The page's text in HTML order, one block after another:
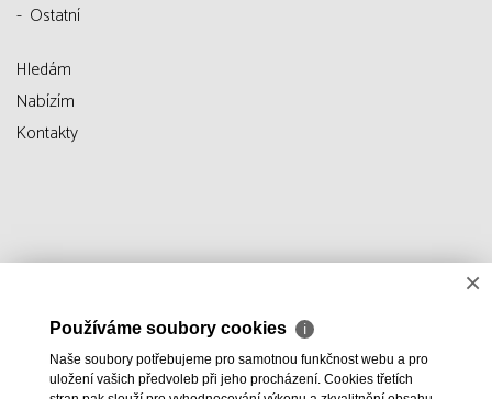
Ostatní
Hledám
Nabízím
Kontakty
×
Používáme soubory cookies ℹ
Naše soubory potřebujeme pro samotnou funkčnost webu a pro
uložení vašich předvoleb při jeho procházení. Cookies třetích